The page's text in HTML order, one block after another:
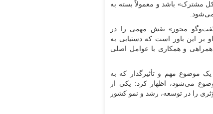
مشترک» باشد و معمولاً بسته به
می‌شود.
محور» نقش مهمی را در
بر این باور است که دستیابی به
همراهی و همکاری با عوامل اصلی
موضوع مهم و تأثیرگذار که به
می‌شود، اظهار کرد: یکی از
را در توسعه، رشد و نمو کشور